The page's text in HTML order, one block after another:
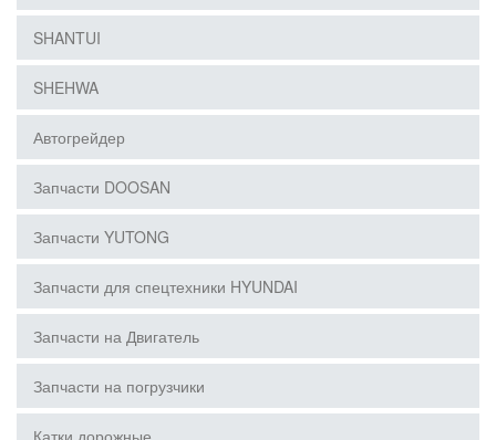
SHANTUI
SHEHWA
Автогрейдер
Запчасти DOOSAN
Запчасти YUTONG
Запчасти для спецтехники HYUNDAI
Запчасти на Двигатель
Запчасти на погрузчики
Катки дорожные